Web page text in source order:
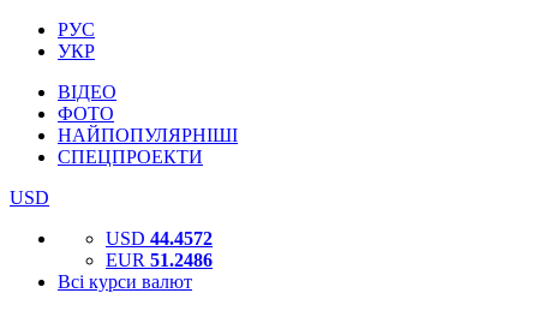
РУС
УКР
ВІДЕО
ФОТО
НАЙПОПУЛЯРНІШІ
СПЕЦПРОЕКТИ
USD
USD 44.4572
EUR 51.2486
Всі курси валют